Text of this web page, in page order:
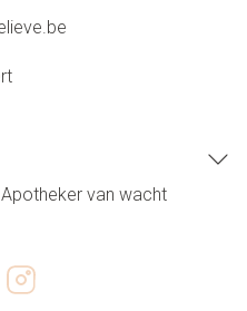
Apotheker van wacht